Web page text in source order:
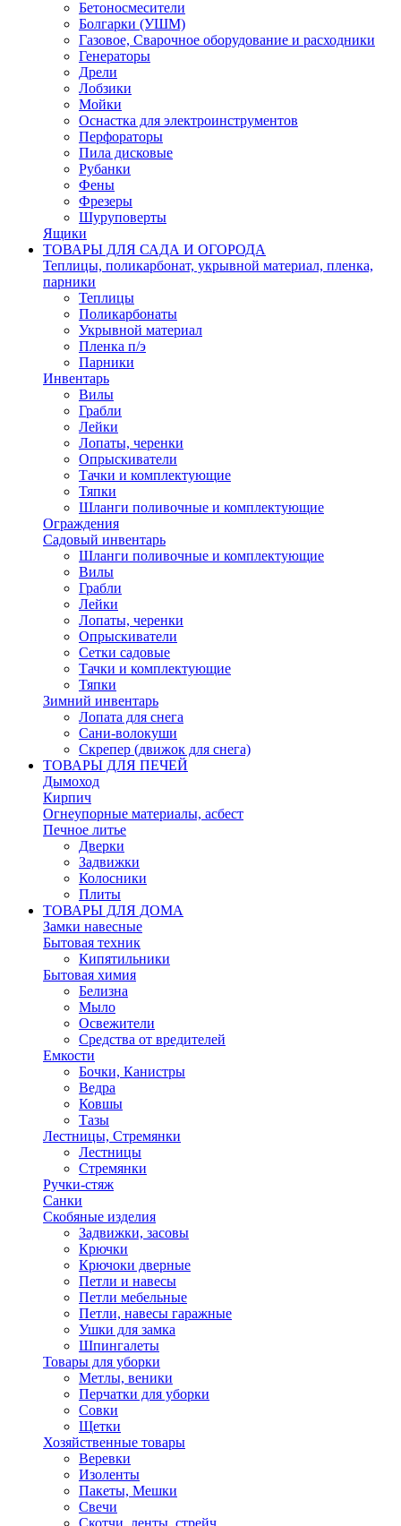
Бетоносмесители
Болгарки (УШМ)
Газовое, Сварочное оборудование и расходники
Генераторы
Дрели
Лобзики
Мойки
Оснастка для электроинструментов
Перфораторы
Пила дисковые
Рубанки
Фены
Фрезеры
Шуруповерты
Ящики
ТОВАРЫ ДЛЯ САДА И ОГОРОДА
Теплицы, поликарбонат, укрывной материал, пленка,
парники
Теплицы
Поликарбонаты
Укрывной материал
Пленка п/э
Парники
Инвентарь
Вилы
Грабли
Лейки
Лопаты, черенки
Опрыскиватели
Тачки и комплектующие
Тяпки
Шланги поливочные и комплектующие
Ограждения
Садовый инвентарь
Шланги поливочные и комплектующие
Вилы
Грабли
Лейки
Лопаты, черенки
Опрыскиватели
Сетки садовые
Тачки и комплектующие
Тяпки
Зимний инвентарь
Лопата для снега
Сани-волокуши
Скрепер (движок для снега)
ТОВАРЫ ДЛЯ ПЕЧЕЙ
Дымоход
Кирпич
Огнеупорные материалы, асбест
Печное литье
Дверки
Задвижки
Колосники
Плиты
ТОВАРЫ ДЛЯ ДОМА
Замки навесные
Бытовая техник
Кипятильники
Бытовая химия
Белизна
Мыло
Освежители
Средства от вредителей
Емкости
Бочки, Канистры
Ведра
Ковшы
Тазы
Лестницы, Стремянки
Лестницы
Стремянки
Ручки-стяж
Санки
Скобяные изделия
Задвижки, засовы
Крючки
Крючоки дверные
Петли и навесы
Петли мебельные
Петли, навесы гаражные
Ушки для замка
Шпингалеты
Товары для уборки
Метлы, веники
Перчатки для уборки
Совки
Щетки
Хозяйственные товары
Веревки
Изоленты
Пакеты, Мешки
Свечи
Скотчи, ленты, стрейч